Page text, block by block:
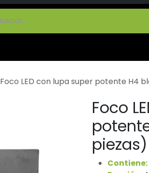
Foco LED con lupa super potente H4
Foco
piezas)
Contiene: